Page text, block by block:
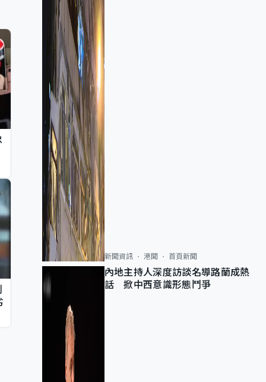
新聞資訊 港聞 首頁新聞
內地主持人深度訪談名導路蘭成熱
話 掀中西意識形態鬥爭